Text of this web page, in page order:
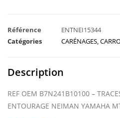
Référence
ENTNEI15344
Catégories
CARÉNAGES
Description
REF OEM B7N241B10100 –
ENTOURAGE NEIMAN YAMAHA